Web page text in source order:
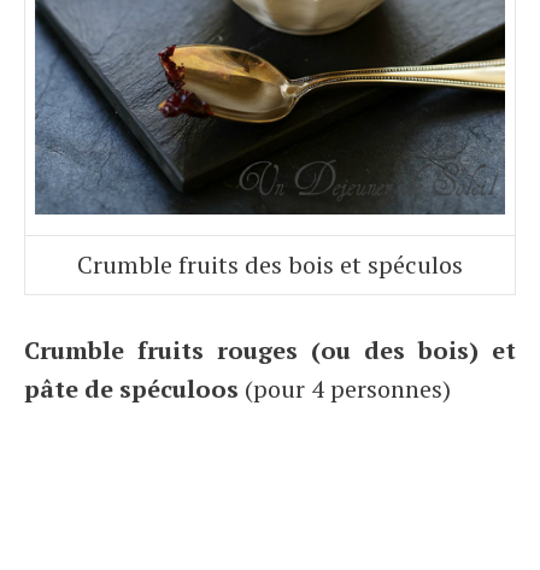
Crumble fruits des bois et spéculos
Crumble fruits rouges (ou des bois) et
pâte de spéculoos (pour 4 personnes)